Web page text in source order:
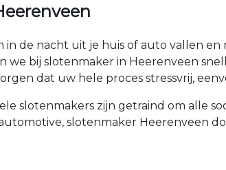
in de nacht uit je huis of auto vallen
we bij slotenmaker in Heerenveen
dat uw hele proces stressvrij,
slotenmakers zijn getraind om alle
slotenmaker Heerenveen